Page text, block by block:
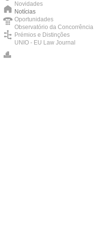
Novidades
Notícias
Oportunidades
Observatório da Concorrência
Prémios e Distinções
UNIO - EU Law Journal